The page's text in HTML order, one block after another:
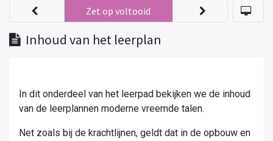
Inhoud van het leerplan
Zet op voltooid
In dit onderdeel van het leerpad bekijken we de inhoud
van de leerplannen moderne vreemde talen.
Net zoals bij de krachtlijnen, geldt dat in de opbouw en